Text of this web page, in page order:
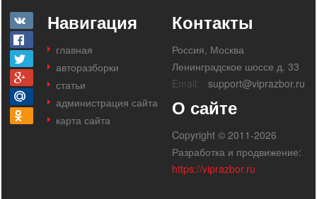
Навигация
главная
авторазборки
статьи
администрация сайта
карта сайта
Контакты
Россия, Москва
Ленинградское шоссе д. 33
Email:
support@viprazbor.ru
О сайте
Copyright © 2011-2026
Разработка и продвижение:
https://viprazbor.ru